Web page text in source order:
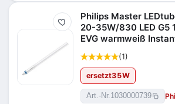
Merken
Philips Master
20-35W/830 LED G5
EVG warmweiß
(1)
ersetzt35W
Art.-Nr.1030000739